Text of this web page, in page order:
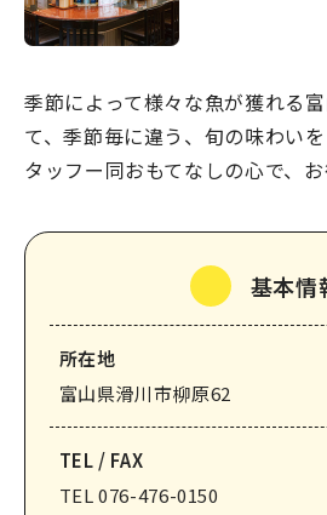
写真で見るなめりかわ
滑川とホタルイカ
なめりかわ"達人"名鑑
デジタルパンフレット
なめりかわ観光パートナー
会員入会案内
会員紹介
滑川市観光協会について
季節によって様々な魚が獲れる
て、季節毎に違う、旬の味わい
タッフー同おもてなしの心で、お
基本情
所在地
富山県滑川市柳原62
TEL / FAX
TEL 076-476-0150